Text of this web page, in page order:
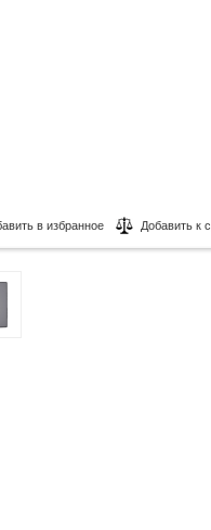
в избранное Добавить к